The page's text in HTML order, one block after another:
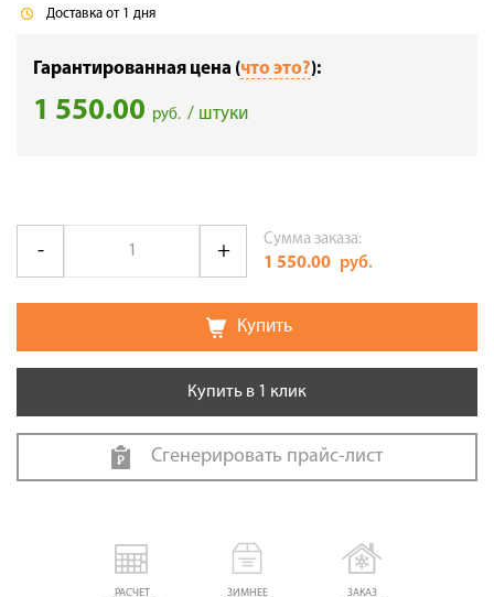
РАСЧЕТ
ЗИМНЕЕ
ЗАКАЗ
Доставка от 1 дня
Гарантированная цена (что это?):
1 550.00 руб. / штуки
Сумма заказа:
1 550.00 руб.
Купить
Купить в 1 клик
Сгенерировать прайс-лист